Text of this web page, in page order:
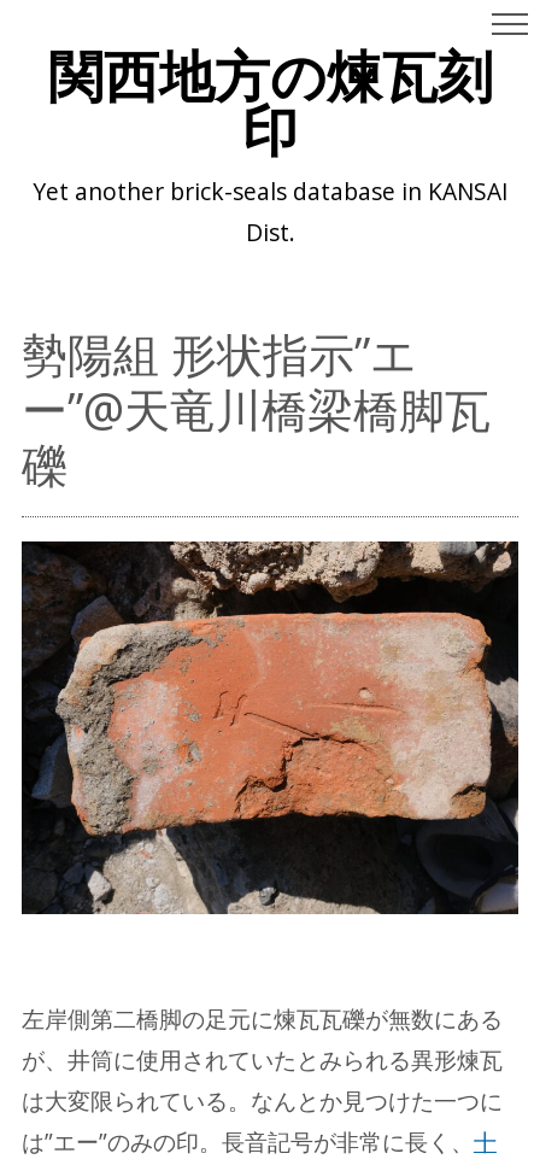
関西地方の煉瓦刻
印
Yet another brick-seals database in KANSAI
Dist.
勢陽組 形状指示”エ
ー”@天竜川橋梁橋脚瓦
礫
左岸側第二橋脚の足元に煉瓦瓦礫が無数にある
が、井筒に使用されていたとみられる異形煉瓦
は大変限られている。なんとか見つけた一つに
は”エー”のみの印。長音記号が非常に長く、 十